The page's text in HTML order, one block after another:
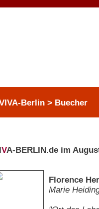
Berlin > Buecher
VA-BERLIN.de im
Florence
Marie